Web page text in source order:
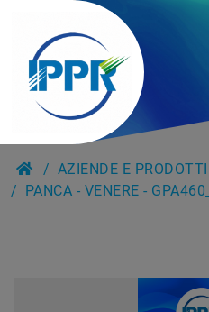
AZIENDE E
PANCA - VENERE -